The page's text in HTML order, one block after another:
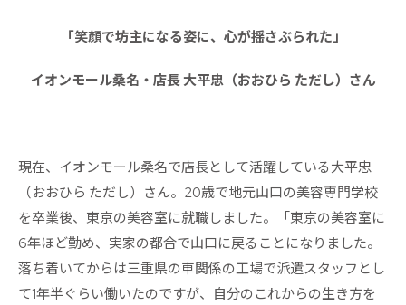
「笑顔で坊主になる姿に、心が揺さぶられた」
イオンモール桑名・店長 大平忠（おおひら ただし）さん
現在、イオンモール桑名で店長として活躍している大平忠
（おおひら ただし）さん。20歳で地元山口の美容専門学校
を卒業後、東京の美容室に就職しました。「東京の美容室に
6年ほど勤め、実家の都合で山口に戻ることになりました。
落ち着いてからは三重県の車関係の工場で派遣スタッフとし
て1年半ぐらい働いたのですが、自分のこれからの生き方を